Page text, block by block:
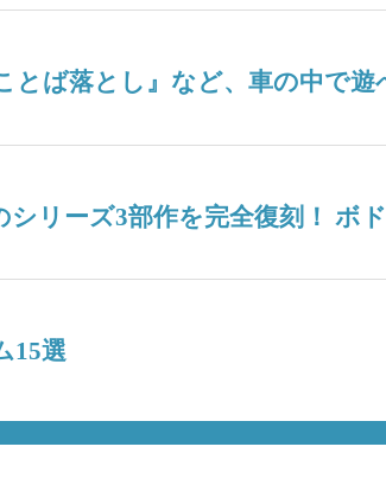
ば落とし』など、車の中で遊
シリーズ3部作を完全復刻！
15選